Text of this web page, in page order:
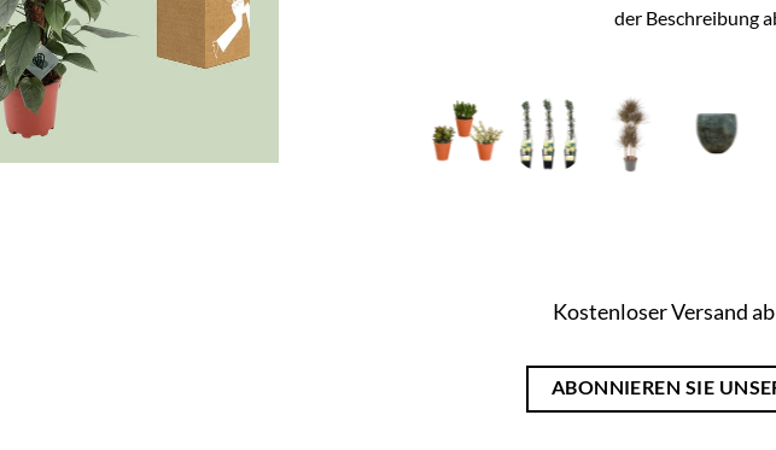
der Beschreibung
Kostenloser Versand
ABONNIEREN SIE